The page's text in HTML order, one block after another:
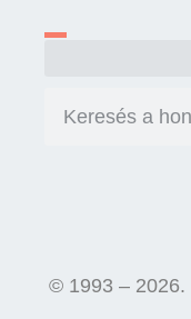
© 1993 – 2026.